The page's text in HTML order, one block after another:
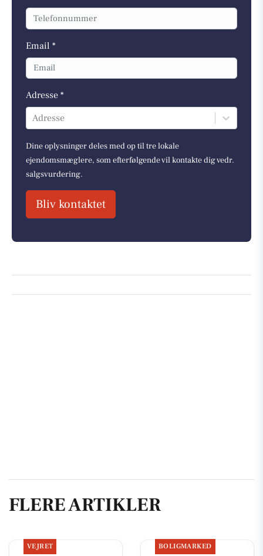
Email *
Adresse *
Adresse
Dine oplysninger deles med op til tre lokale
ejendomsmæglere, som efterfølgende vil kontakte dig vedr.
salgsvurdering.
Bliv kontaktet
FLERE ARTIKLER
VEJRET BOLIGMARKED